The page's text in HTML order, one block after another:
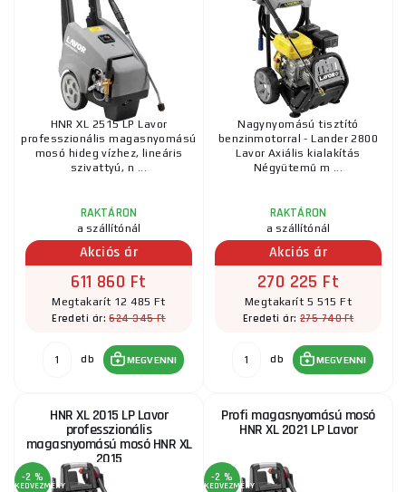
HNR XL 2515 LP Lavor
professzionális magasnyomású
mosó hideg vízhez, lineáris
szivattyú, n ...
RAKTÁRON
a szállítónál
Akciós ár
611 860 Ft
Megtakarít 12 485 Ft
Eredeti ár:624 345 Ft
db MEGVENNI
Nagynyomású tisztító
benzinmotorral - Lander 2800
Lavor Axiális kialakítás
Négyütemű m ...
RAKTÁRON
a szállítónál
Akciós ár
270 225 Ft
Megtakarít 5 515 Ft
Eredeti ár: 275 740 Ft
db MEGVENNI
HNR XL 2015 LP Lavor
professzionális
magasnyomású mosó HNR XL
2015
-2 %
KEDVEZMÉNY
Profi magasnyomású mosó
HNR XL 2021 LP Lavor
-2 %
KEDVEZMÉNY